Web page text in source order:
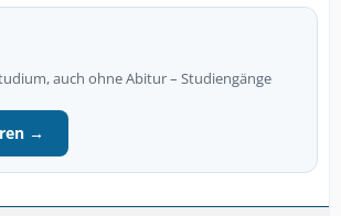
auch ohne Abitur – Studiengänge
→